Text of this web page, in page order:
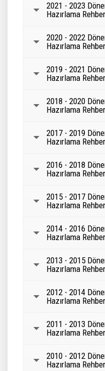
2021 - 2023
Hazırlama
2020 - 2022
Hazırlama
2019 - 2021
Hazırlama
2018 - 2020
Hazırlama
2017 - 2019
Hazırlama
2016 - 2018
Hazırlama
2015 - 2017
Hazırlama
2014 - 2016
Hazırlama
2013 - 2015
Hazırlama
2012 - 2014
Hazırlama
2011 - 2013
Hazırlama
2010 - 2012
Hazırlama